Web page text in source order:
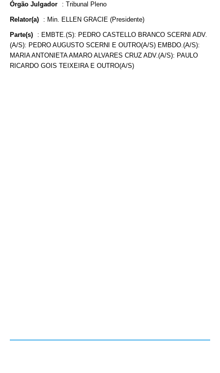
Órgão Julgador : Tribunal Pleno
Relator(a) : Min. ELLEN GRACIE (Presidente)
Parte(s) : EMBTE.(S): PEDRO CASTELLO BRANCO SCERNI ADV.
(A/S): PEDRO AUGUSTO SCERNI E OUTRO(A/S) EMBDO.(A/S):
MARIA ANTONIETA AMARO ALVARES CRUZ ADV.(A/S): PAULO
RICARDO GOIS TEIXEIRA E OUTRO(A/S)